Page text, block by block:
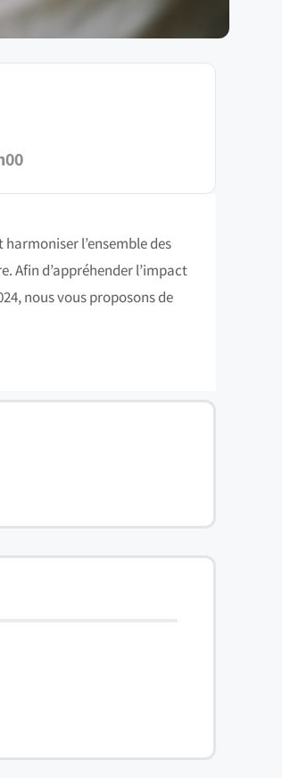
l’ensemble des
Afin d’appréhender l’impact
nous vous proposons de